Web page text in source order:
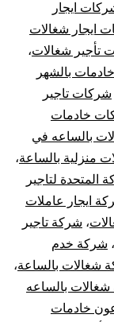
ايجار
ايجار شغالات
تأجير شغالات،
بالشهر
شركات تاجير
خادمات
بالساعه في
منزلية بالساعة،
المتحدة لتاجير
ايجار عاملات
، شركة تاجير
، شركة خدم
شغالات بالساعة،
بالساعه
خادمات